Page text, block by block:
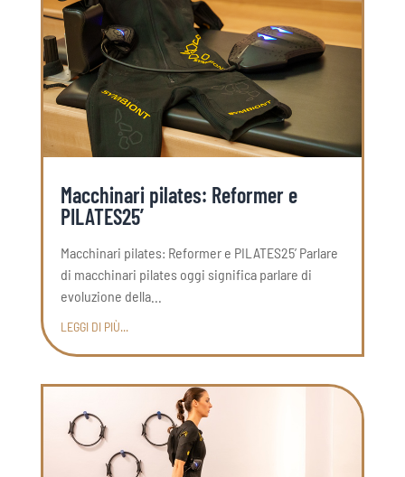
Macchinari pilates: Reformer e
PILATES25’
Macchinari pilates: Reformer e PILATES25’ Parlare
di macchinari pilates oggi significa parlare di
evoluzione della...
LEGGI DI PIÙ...